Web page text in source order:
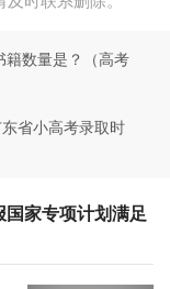
数量是？（高考
省小高考录取时
家专项计划满足